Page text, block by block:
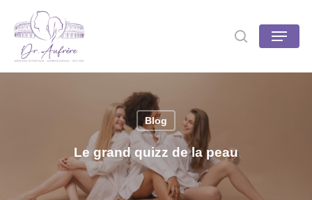
main
content
searchMenu
Blog
Le grand quizz de la peau